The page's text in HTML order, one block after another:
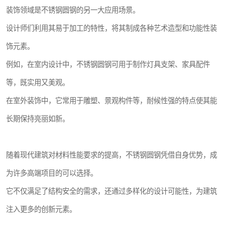
装饰领域是不锈钢圆钢的另一大应用场景。
设计师们利用其易于加工的特性，将其制成各种艺术造型和功能性装
饰元素。
例如，在室内设计中，不锈钢圆钢可用于制作灯具支架、家具配件
等，既实用又美观。
在室外装饰中，它常用于雕塑、景观构件等，耐候性强的特点使其能
长期保持亮丽如新。
随着现代建筑对材料性能要求的提高，不锈钢圆钢凭借自身优势，成
为许多高端项目的可以选择。
它不仅满足了结构安全的需求，还通过多样化的设计可能性，为建筑
注入更多的创新元素。